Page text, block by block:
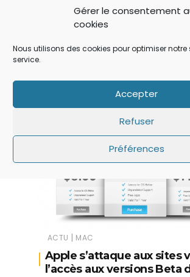
Gérer le consentement
cookies
Nous utilisons des cookies pour optimiser notre
service.
Accepter
Refuser
Préférences
version Beta d’iOS 6, on
sur des surprises. L’arrivée de
ACTU | MAC
Apple s’attaque aux sites
l’accès aux versions Beta